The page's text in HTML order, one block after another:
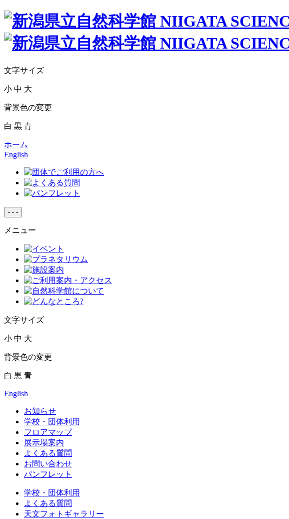
文字サイズ
小 中 大
背景色の変更
白 黒 青
ホーム
English
- - -
メニュー
文字サイズ
小 中 大
背景色の変更
白 黒 青
English
お知らせ
学校・団体利用
フロアマップ
展示場案内
よくある質問
お問い合わせ
パンフレット
学校・団体利用
よくある質問
天文フォトギャラリー